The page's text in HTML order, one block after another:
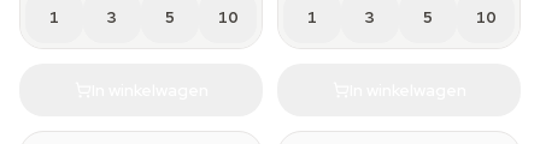
1 3 5 10 1 3 5 10